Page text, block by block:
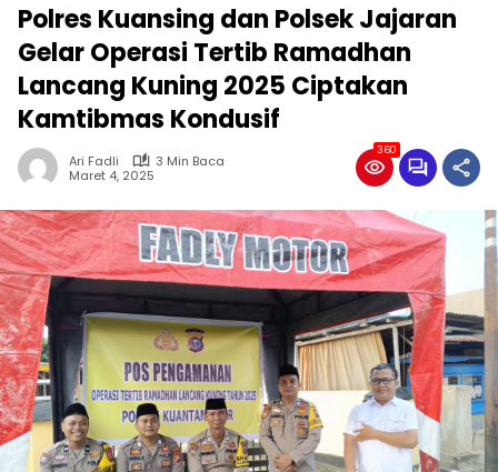
Polres Kuansing dan Polsek Jajaran
Gelar Operasi Tertib Ramadhan
Lancang Kuning 2025 Ciptakan
Kamtibmas Kondusif
Ari Fadli
3 Min Baca
Maret 4, 2025
360